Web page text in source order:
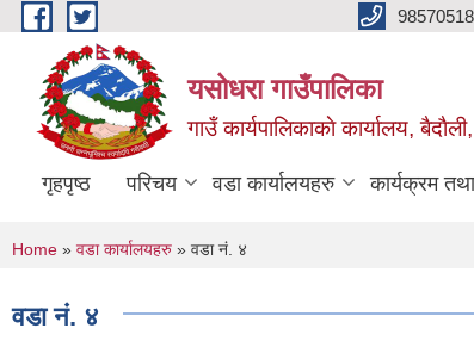
Skip to main content
यसोधरा गाउँपालिका
गाउँ कार्यपालिकाकाे कार्यालय,
गृहपृष्ठ परिचय वडा कार्यालयहरु कार्यक्रम
You are here
Home » वडा कार्यालयहरु » वडा नं. ४
वडा नं. ४